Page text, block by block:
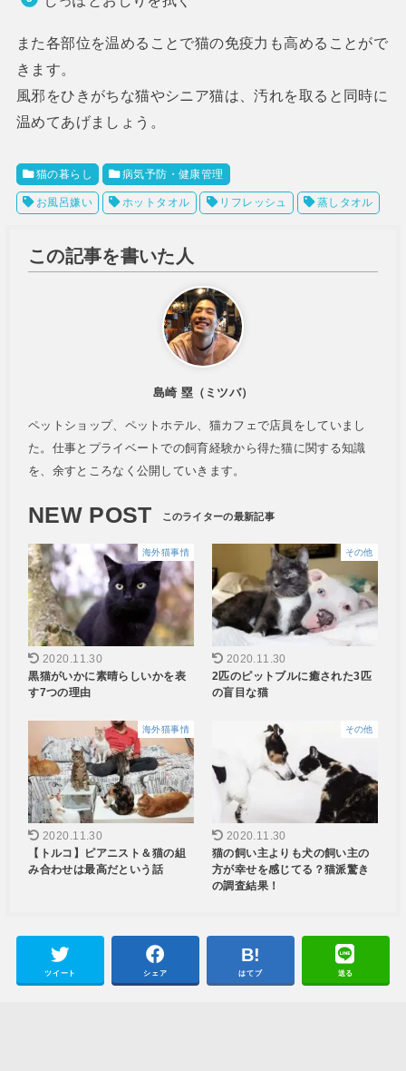
また各部位を温めることで猫の免疫力も高めることがで
きます。
風邪をひきがちな猫やシニア猫は、汚れを取ると同時に
温めてあげましょう。
猫の暮らし 病気予防・健康管理
お風呂嫌い ホットタオル リフレッシュ 蒸しタオル
この記事を書いた人
島崎 塁（ミツバ）
ペットショップ、ペットホテル、猫カフェで店員をしていまし
た。仕事とプライベートでの飼育経験から得た猫に関する知識
を、余すところなく公開していきます。
NEW POST
海外猫事情
2020.11.30
黒猫がいかに素晴らしいかを表
す7つの理由
その他
2020.11.30
2匹のピットブルに癒された3匹
の盲目な猫
海外猫事情
2020.11.30
【トルコ】ピアニスト＆猫の組
み合わせは最高だという話
その他
2020.11.30
猫の飼い主よりも犬の飼い主の
方が幸せを感じてる？猫派驚き
の調査結果！
ツイート シェア はてブ 送る